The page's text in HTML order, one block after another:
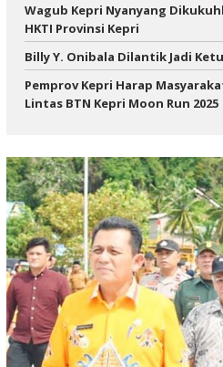
Wagub Kepri Nyanyang
HKTI Provinsi Kepri
Billy Y. Onibala Dilantik Jadi
Pemprov Kepri Harap
Lintas BTN Kepri Moon Run 2025